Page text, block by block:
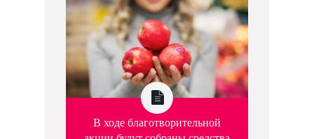
В ходе благотворительной